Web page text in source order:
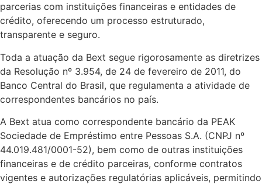
parcerias com instituições financeiras e entidades de
crédito, oferecendo um processo estruturado,
transparente e seguro.
Toda a atuação da Bext segue rigorosamente as diretrizes
da Resolução nº 3.954, de 24 de fevereiro de 2011, do
Banco Central do Brasil, que regulamenta a atividade de
correspondentes bancários no país.
A Bext atua como correspondente bancário da PEAK
Sociedade de Empréstimo entre Pessoas S.A. (CNPJ nº
44.019.481/0001-52), bem como de outras instituições
financeiras e de crédito parceiras, conforme contratos
vigentes e autorizações regulatórias aplicáveis, permitindo